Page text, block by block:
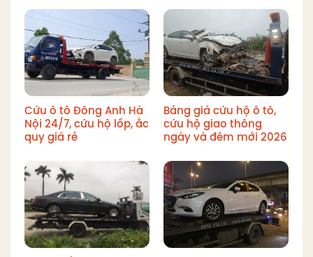
Cứu ô tô Đông Anh Hà
Nội 24/7, cứu hộ lốp, ắc
quy giá rẻ
Bảng giá cứu hộ ô tô,
cứu hộ giao thông
ngày và đêm mới 2026